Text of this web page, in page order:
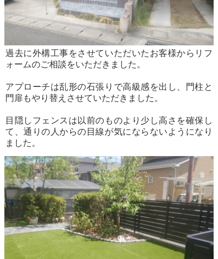
過去に外構工事をさせていただいたお客様からリフ
ォームのご相談をいただきました。
アプローチは乱形の石張りで高級感を出し、門柱と
門扉もやり替えさせていただきました。
目隠しフェンスは以前のものより少し高さを確保し
て、通りの人からの目線が気にならないようになり
ました。